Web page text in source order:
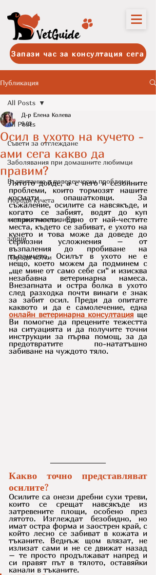
Запази час за консултация сега
Публикация
All Posts
Съвети за отглеждане
Заболявания при домашните любимци
Възпитание и поведенчески проблеми
Породи кучета
котешки калицивирус
зайци
Породи котки
All Posts
Осил в ухото на кучето -
ами сега какво да
правим?
Д-р Елена Колева
9.03
Лятото дойде, а с него и сезонните
проблеми, които тормозят нашите
космати опашатковци. За
съжаление, осилите са навсякъде, и
когато се забият, водят до куп
неприятности. Едно от най-честите
места, където се забиват, е ухото на
кучето и това може да доведе до
сериозни усложнения – от
възпаления до пробиване на
тъпанчето. Осилът в ухото не е
нещо, което можем да подминем с
„ще мине от само себе си“ и изисква
незабавна ветеринарна намеса.
Внезапната и остра болка в ухото
след разходка почти винаги е знак
за забит осил. Преди да опитате
онлайн ветеринарна консултация ще
Ви помогне да прецените тежестта
на ситуацията и да получите точни
инструкции за първа помощ, за да
предотвратите по-нататъшно
забиване на чуждото тяло.
Какво точно представляват
осилите?
Осилите са онези дребни сухи треви,
които се срещат навсякъде из
затревените площи, особено през
лятото. Изглеждат безобидно, но
имат остра форма и заострен край, с
който лесно се забиват в кожата и
тъканите. Веднъж щом влязат, не
излизат сами и не се движат назад
– те просто продължават напред и
си правят път в тялото, оставяйки
канали в тъканите.